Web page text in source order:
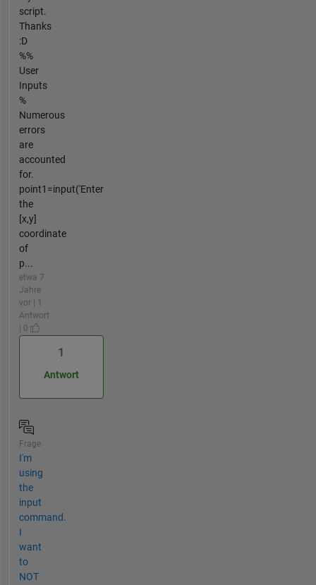
script.
Thanks
:D
%%
User
Inputs
%
Numerous
errors
are
accounted
for.
point1=input('Enter
the
[x,y]
coordinate
of
p...
etwa 7
Jahre
vor | 1
Antwort
| 0
1
Antwort
Frage
I'm
using
the
input
command.
I
want
to
NOT